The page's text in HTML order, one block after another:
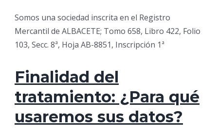
Somos una sociedad inscrita en el Registro
Mercantil de ALBACETE; Tomo 658, Libro 422, Folio
103, Secc. 8ª, Hoja AB-8851, Inscripción 1ª
Finalidad del
tratamiento: ¿Para qué
usaremos sus datos?